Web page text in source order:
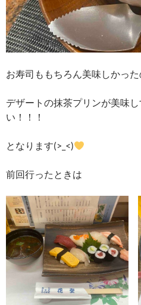
お寿司ももちろん美味しかった
デザートの抹茶プリンが美味
い！！！
となります(>_<)
前回行ったときは